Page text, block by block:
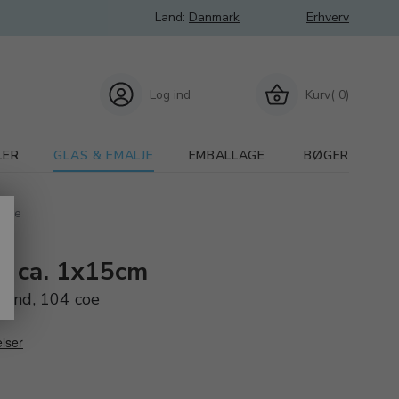
Land: Danmark Erhverv
Kurv( 0)
Log ind
GLAS & EMALJE EMBALLAGE BØGER
ca. 1x15cm
104 coe